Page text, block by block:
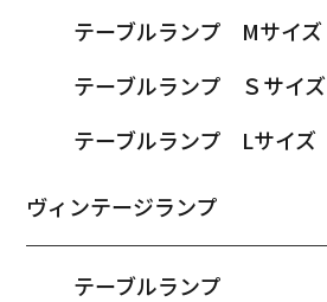
テーブルランプ Mサイズ
テーブルランプ Ｓサイズ
テーブルランプ Lサイズ
ヴィンテージランプ
テーブルランプ